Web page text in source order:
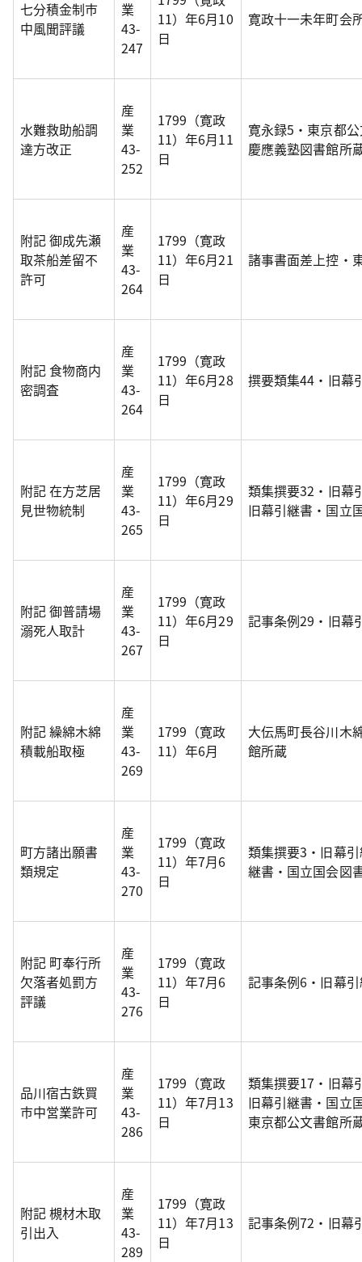
七分積金制市
中風聞評議
業
43-
247
11）年6月10
日
寛政十一未年町会
水難救助船調
達方改正
産
業
43-
252
1799（寛政
11）年6月11
日
寛永録5・東京都
慶應義塾図書館所
附記 御成先瀬
取茶船差留不
許可
産
業
43-
264
1799（寛政
11）年6月21
日
諸事書面差上控・
附記 食物商内
密調査
産
業
43-
264
1799（寛政
11）年6月28
日
撰要類集44・旧幕
附記 在方芝居
見世物統制
産
業
43-
265
1799（寛政
11）年6月29
日
類集撰要32・旧幕
旧幕引継書・国立
附記 御普請場
溺死人取計
産
業
43-
267
1799（寛政
11）年6月29
日
記事条例29・旧幕
附記 繰綿木綿
積載船取極
産
業
43-
269
1799（寛政
11）年6月
大伝馬町長谷川木
館所蔵
町方諸出願書
類規定
産
業
43-
270
1799（寛政
11）年7月6
日
類集撰要3・旧幕
継書・国立国会図
附記 町奉行所
欠落者処罰方
評議
産
業
43-
276
1799（寛政
11）年7月6
日
記事条例6・旧幕
品川宿古鉄買
市中営業許可
産
業
43-
286
1799（寛政
11）年7月13
日
類集撰要17・旧幕
旧幕引継書・国立
東京都公文書館所
附記 槻材木取
引出入
産
業
43-
289
1799（寛政
11）年7月13
日
記事条例72・旧幕